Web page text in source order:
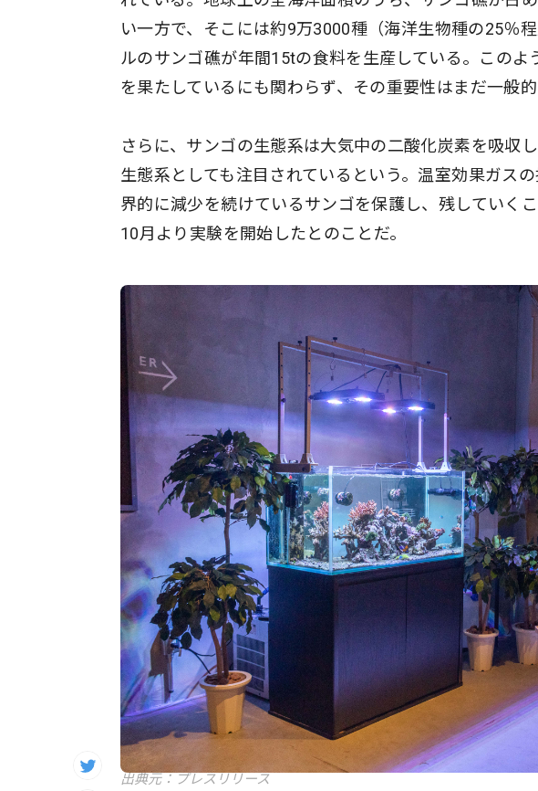
い一方で、そこには約9万3000種（海洋生物種の25％
ルのサンゴ礁が年間15tの食料を生産している。この
を果たしているにも関わらず、その重要性はまだ一般
さらに、サンゴの生態系は大気中の二酸化炭素を吸収
生態系としても注目されているという。温室効果ガス
界的に減少を続けているサンゴを保護し、残していく
10月より実験を開始したとのことだ。
出典元：プレスリリース